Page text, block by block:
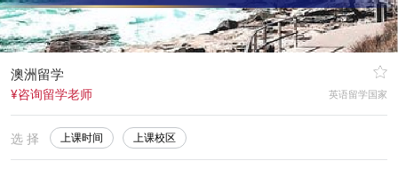
澳洲留学
¥咨询留学老师 英语留学国家
选 择 上课时间 上课校区